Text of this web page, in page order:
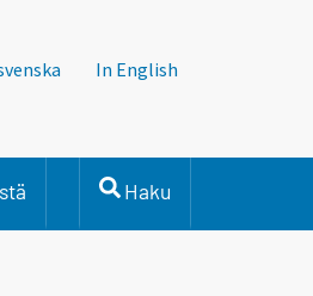
In English
Haku